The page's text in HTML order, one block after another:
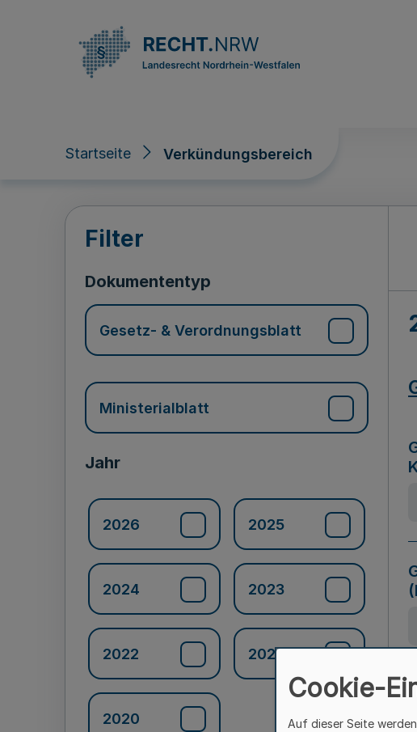
Startseite Verkündungsbereich
Verkündungsbereich
Filter
Dokumententyp
Gesetz- & Verordnungsblatt
Ministerialblatt
Jahr
2026 2025
2024 2023
2022 2021
2020
Cookie-
Auf dieser Seite